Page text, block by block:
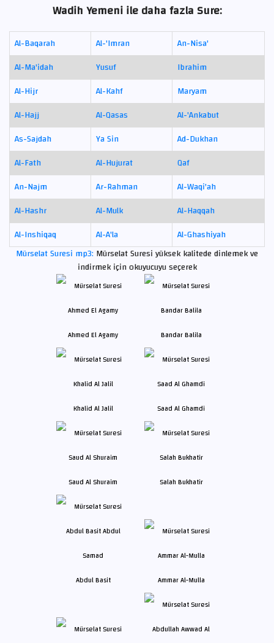
Wadih Yemeni ile daha fazla Sure:
Al-Baqarah Al-'Imran
An-Nisa'
Al-Ma'idah
Yusuf
Ibrahim
Al-Hijr
Al-Kahf
Maryam
Al-Hajj
Al-Qasas
Al-'Ankabut
As-Sajdah
Ya Sin
Ad-Dukhan
Al-Fath
Al-Hujurat
Qaf
An-Najm
Ar-Rahman
Al-Waqi'ah
Al-Hashr
Al-Mulk
Al-Haqqah
Al-Inshiqaq
Al-A'la
Al-Ghashiyah
Mürselat Suresi mp3: Mürselat Suresi yüksek kalitede dinlemek ve
indirmek için okuyucuyu seçerek
Ahmed El Agamy Bandar Balila
Khalid Al Jalil Saad Al Ghamdi
Saud Al Shuraim Salah Bukhatir
Abdul Basit Ammar Al-Mulla